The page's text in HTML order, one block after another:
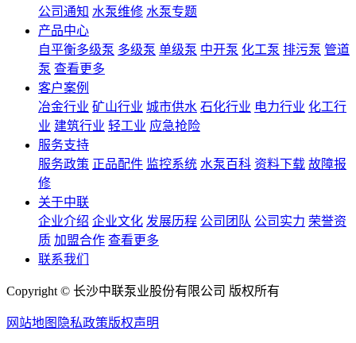
公司通知 水泵维修 水泵专题
产品中心
自平衡多级泵 多级泵 单级泵 中开泵 化工泵 排污泵 管道
泵 查看更多
客户案例
冶金行业 矿山行业 城市供水 石化行业 电力行业 化工行
业 建筑行业 轻工业 应急抢险
服务支持
服务政策 正品配件 监控系统 水泵百科 资料下载 故障报
修
关于中联
企业介绍 企业文化 发展历程 公司团队 公司实力 荣誉资
质 加盟合作 查看更多
联系我们
Copyright © 长沙中联泵业股份有限公司 版权所有
网站地图 隐私政策版权声明